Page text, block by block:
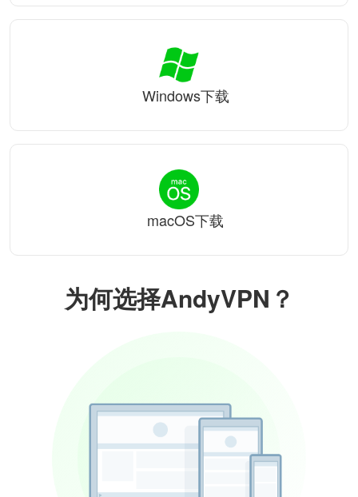
为何选择AndyVPN？
Windows下载
macOS下载